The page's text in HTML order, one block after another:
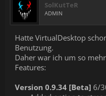
SolKutTeR
ADMIN
Hatte VirtualDesktop
Benutzung.
Daher war ich um so
Features:
Version 0.9.34 [Beta] 6/